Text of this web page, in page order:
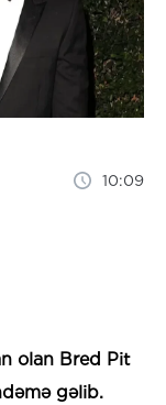
10:09
olan Bred Pit
gəlib.